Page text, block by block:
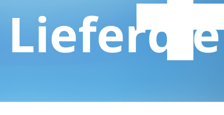
Lieferdienst
FAQs
Mitglied werden